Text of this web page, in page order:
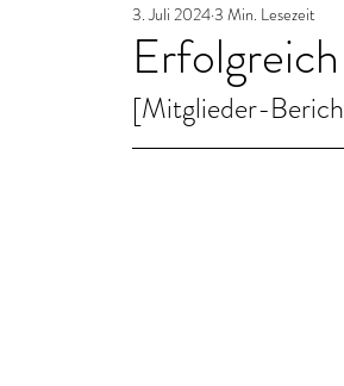
3. Juli 20243 Min. Lesezeit
[Mitglieder-